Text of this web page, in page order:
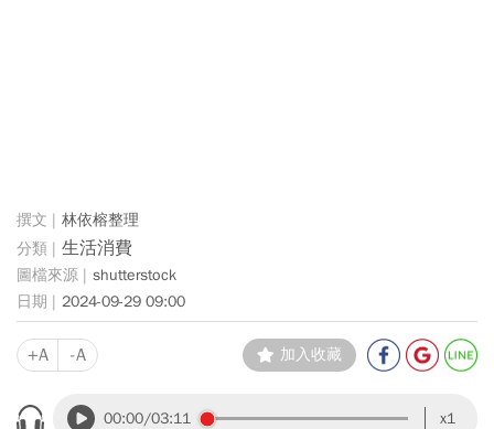
林依榕整理
生活消費
shutterstock
2024-09-29 09:00
+A -A 加入收藏
00:00/03:11 x1